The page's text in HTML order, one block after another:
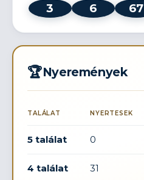
3 6 67
🏆Nyeremények
TALÁLAT NYERTESEK
5 találat 0
4 találat 31